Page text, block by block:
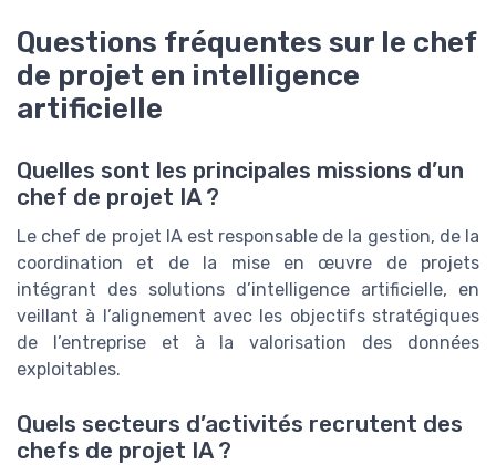
Questions fréquentes sur le chef
de projet en intelligence
artificielle
Quelles sont les principales missions d’un
chef de projet IA ?
Le chef de projet IA est responsable de la gestion, de la
coordination et de la mise en œuvre de projets
intégrant des solutions d’intelligence artificielle, en
veillant à l’alignement avec les objectifs stratégiques
de l’entreprise et à la valorisation des données
exploitables.
Quels secteurs d’activités recrutent des
chefs de projet IA ?